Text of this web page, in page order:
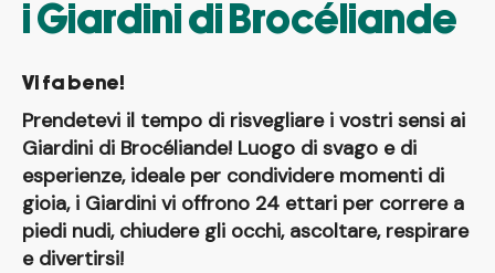
i Giardini di Brocéliande
Vi fa bene!
Prendetevi il tempo di risvegliare i vostri sensi ai
Giardini di Brocéliande! Luogo di svago e di
esperienze, ideale per condividere momenti di
gioia, i Giardini vi offrono 24 ettari per correre a
piedi nudi, chiudere gli occhi, ascoltare, respirare
e divertirsi!